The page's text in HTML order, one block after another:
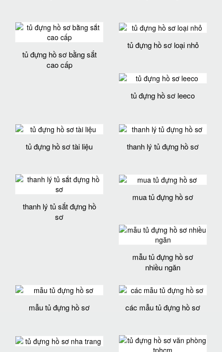
tủ đựng hồ sơ bằng sắt
cao cấp
tủ đựng hồ sơ loại nhỏ
tủ đựng hồ sơ leeco
tủ đựng hồ sơ tài liệu thanh lý tủ đựng hồ sơ
thanh lý tủ sắt đựng hồ
sơ
mua tủ đựng hồ sơ
mẫu tủ đựng hồ sơ
nhiều ngăn
mẫu tủ đựng hồ sơ các mẫu tủ đựng hồ sơ